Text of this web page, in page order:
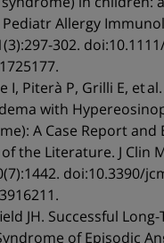
Pediatr Allergy
302.
I, Piterà P, Grilli E, et
with
A Case Report and
the Literature. J Clin
doi:10.3390/
JH. Successful
of Episodic